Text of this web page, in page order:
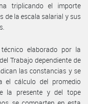
triplicando el importe
de la escala salarial y sus
elaborado por la
Trabajo dependiente de
las constancias y se
el cálculo del promedio
la presente y del tope